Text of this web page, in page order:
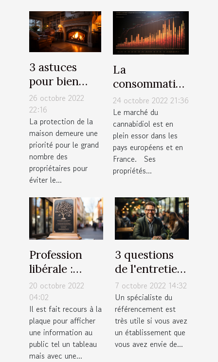
3 astuces
pour bien
protéger
votre maison
26 octobre 2022
22:16
La protection de la
maison demeure une
priorité pour le grand
nombre des
propriétaires pour
éviter le...
La
consommation
de CBD Full
Spectrum
24 octobre 2022 21:36
Le marché du
cannabidiol est en
plein essor dans les
pays européens et en
France. Ses
propriétés...
Profession
libérale :
Afficher une
plaque
expressive!
20 octobre 2022
04:02
Il est fait recours à la
plaque pour afficher
une information au
public tel un tableau
mais avec une...
3 questions
de l'entretien
d'embauche
d'un
spécialiste
SEO
7 octobre 2022 14:32
Un spécialiste du
référencement est
très utile si vous avez
un établissement que
vous avez envie de...